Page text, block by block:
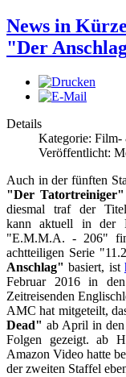
News in
"Der
Details
Kategorie: Film-
Veröffentlicht:
Auch in der fünften
"Der Tatortreiniger"
diesmal traf der
kann aktuell in der
"E.M.M.A. - 206"
achtteiligen Serie
Anschlag" basiert, ist
Februar 2016 in
Zeitreisenden
AMC hat mitgeteilt,
Dead" ab April in
Folgen gezeigt. ab
Amazon Video hatte
der zweiten Staffel